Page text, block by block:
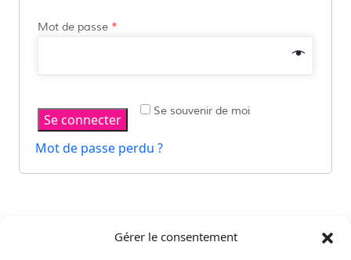
Gérer le consentement
Mot de passe *
Se souvenir de moi
Se connecter
Mot de passe perdu ?